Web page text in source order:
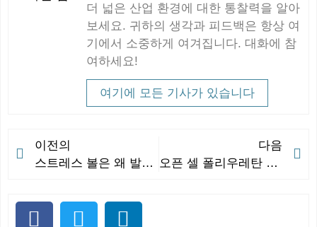
더 넓은 산업 환경에 대한 통찰력을 알아
보세요. 귀하의 생각과 피드백은 항상 여
기에서 소중하게 여겨집니다. 대화에 참
여하세요!
여기에 모든 기사가 있습니다
이전의
스트레스 볼은 왜 발명되었나요?
다음
오픈 셀 폴리우레탄 폼의 복잡성: 심층 분석